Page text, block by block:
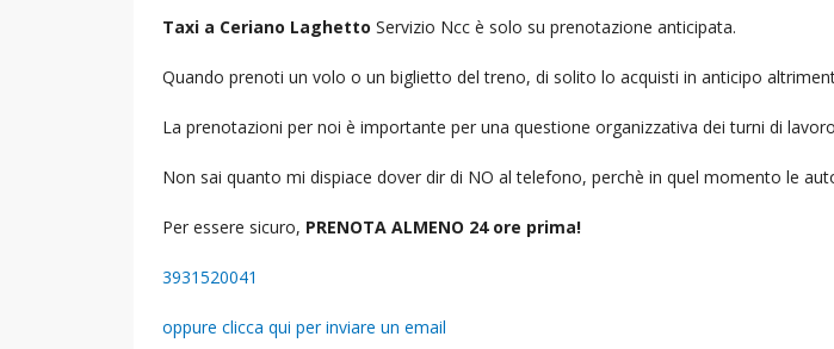
Taxi a Ceriano Laghetto Servizio Ncc è solo su prenotazione anticipata.
Quando prenoti un volo o un biglietto del treno, di solito lo acquisti in anticipo
La prenotazioni per noi è importante per una questione organizzativa dei turni di
Non sai quanto mi dispiace dover dir di NO al telefono, perchè in quel momento le
Per essere sicuro, PRENOTA ALMENO 24 ore prima!
3931520041
oppure clicca qui per inviare un email